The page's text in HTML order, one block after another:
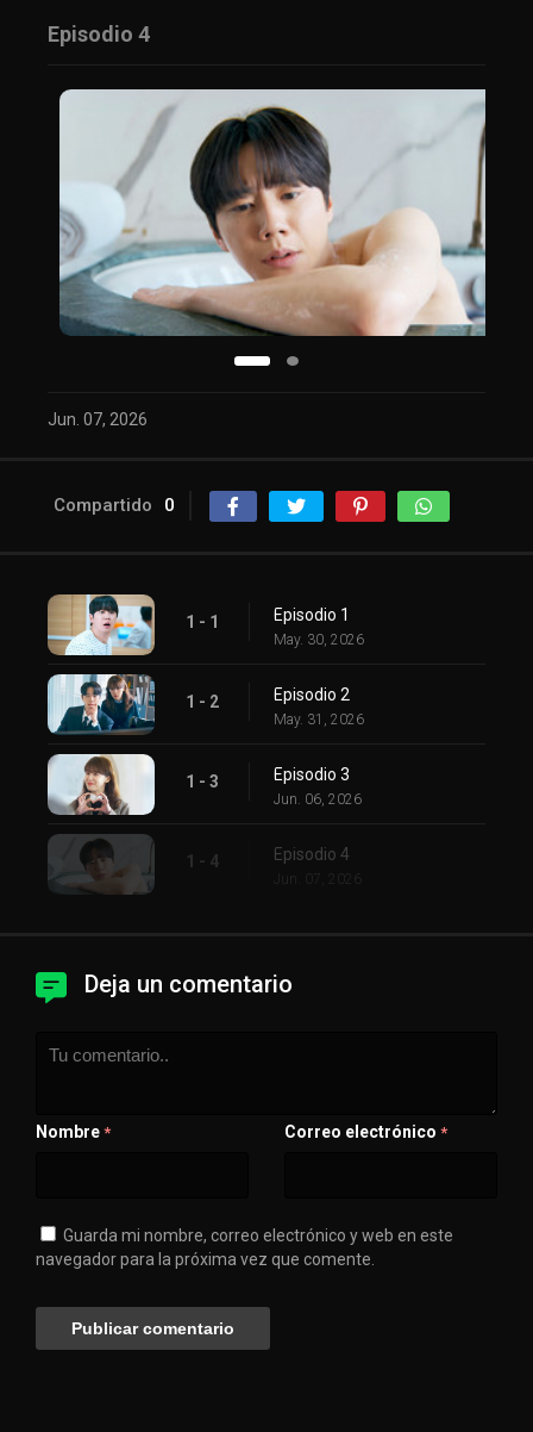
Episodio 4
Jun. 07, 2026
Compartido 0
1 - 1 Episodio 1
May. 30, 2026
1 - 2 Episodio 2
May. 31, 2026
1 - 3 Episodio 3
Jun. 06, 2026
1 - 4 Episodio 4
Jun. 07, 2026
Deja un comentario
Nombre * Correo electrónico *
Guarda mi nombre, correo electrónico y web en este
navegador para la próxima vez que comente.